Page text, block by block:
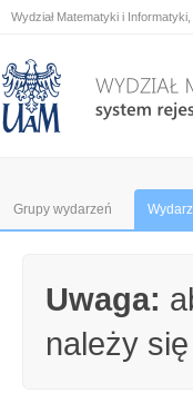
Wydział Matematyki i
Grupy wydarzeń
Uwaga:
należy się